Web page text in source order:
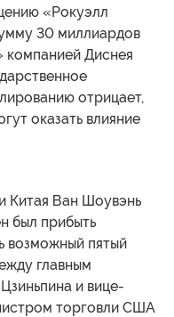
«Рокуэлл
30 миллиардов
компанией Диснея
отрицает,
оказать влияние
Китая Ван Шоувэнь
был прибыть
возможный пятый
главным
и вице-
торговли США